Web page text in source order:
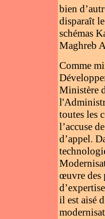
bien
disparaît
schémas
Maghreb
Comme
Ministère
toutes les
l’accuse
d’appel.
œuvre des
il est aisé